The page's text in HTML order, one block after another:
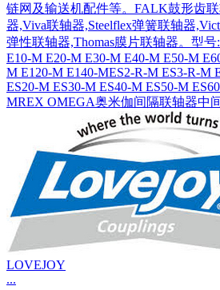
链网及输送机配件等。FALK鼓形齿联
器,Viva联轴器,Steelflex弹簧联轴器
弹性联轴器,Thomas膜片联轴器。型
E10-M E20-M E30-M E40-M E50-M
M E120-M E140-MES2-R-M ES3-R-M
ES20-M ES30-M ES40-M ES50-M
MREX OMEGA奥米伽间隔联轴器中
LOVEJOY
...